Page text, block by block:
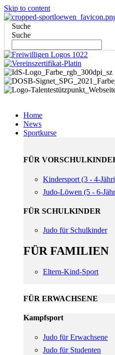
Skip to content
Suche
Suche
Home
News
Sportkurse
FÜR
Kindersport (3 - 4-
Judo-Löwen (5 - 6-
FÜR SCHULKINDER
Judo für Schulkinder
FÜR FAMILIEN
Eltern-Kind-Sport
FÜR ERWACHSENE
Kampfsport
Judo für Erwachsene
Judo für Studenten